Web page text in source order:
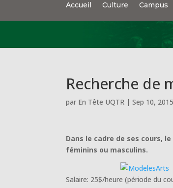
Accueil Culture Campus
Recherche de
par En Tête UQTR |Sep 10, 2015
Dans le cadre de ses cours,
féminins ou masculins.
Salaire: 25$/heure (période du